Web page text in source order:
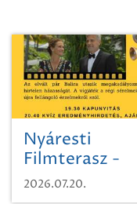
Nyáresti
Filmterasz -
Beugró a
Paradicsomba
2026.07.20.